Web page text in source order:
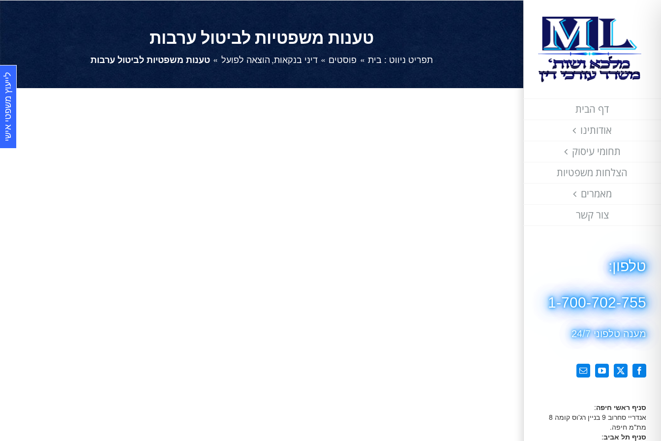
דף הבית
אודותינו
תחומי עיסוק
הצלחות משפטיות
מאמרים
צור קשר
טלפון:
1-700-702-755
מענה טלפוני 24/7
Facebook
X
YouTubeכתובת
סניף ראשי חיפה:
אנדריי סחרוב 9 בניין רג'וס קומה 8
מת"מ חיפה.
סניף תל אביב:
טענות משפטיות לביטול ערבות
תפריט ניווט : בית פוסטים דיני בנקאות הוצאה לפועל טענות משפטיות לביטול ערבות
לייעוץ משפטי אישי